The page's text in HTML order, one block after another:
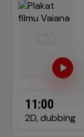
11:00
2D, dubbing